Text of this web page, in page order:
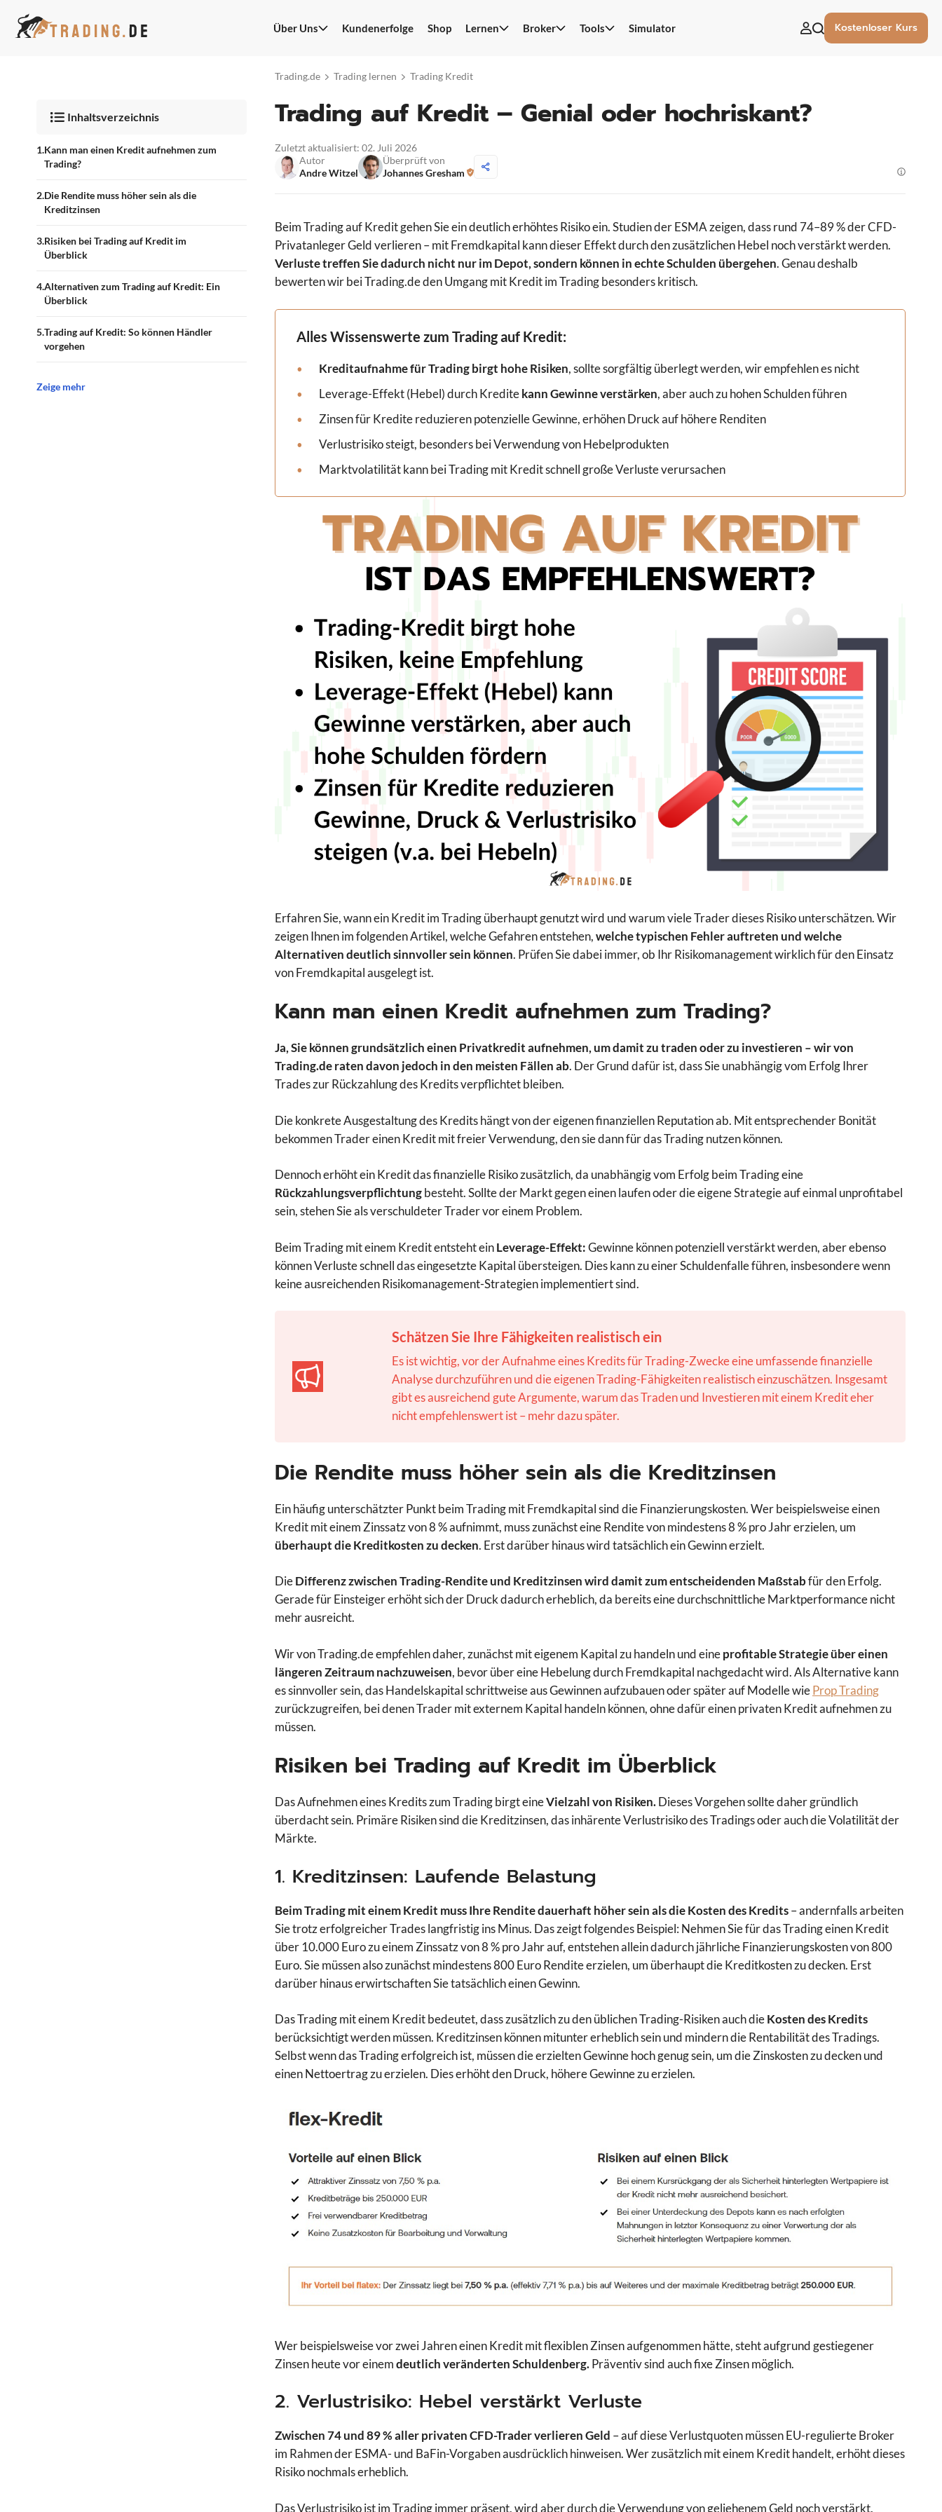
Inhalt
Über Uns Kundenerfolge Shop Lernen Broker Tools Simulator Kostenloser Kurs
Trading.de Trading lernen Trading Kredit
Trading auf Kredit – Genial oder hochriskant?
Zuletzt aktualisiert: 02. Juli 2026
Autor
Andre Witzel
Überprüft von
Johannes Gresham
Beim Trading auf Kredit gehen Sie ein deutlich erhöhtes Risiko ein. Studien der ESMA zeigen, dass rund 74–89 % der CFD-
Privatanleger Geld verlieren – mit Fremdkapital kann dieser Effekt durch den zusätzlichen Hebel noch verstärkt werden.
Verluste treffen Sie dadurch nicht nur im Depot, sondern können in echte Schulden übergehen. Genau deshalb
bewerten wir bei Trading.de den Umgang mit Kredit im Trading besonders kritisch.
Alles Wissenswerte zum Trading auf Kredit:
Kreditaufnahme für Trading birgt hohe Risiken, sollte sorgfältig überlegt werden, wir empfehlen es nicht
Leverage-Effekt (Hebel) durch Kreditekann Gewinne verstärken, aber auch zu hohen Schulden führen
Zinsen für Kredite reduzieren potenzielle Gewinne, erhöhen Druck auf höhere Renditen
Verlustrisiko steigt, besonders bei Verwendung von Hebelprodukten
Marktvolatilität kann bei Trading mit Kredit schnell große Verluste verursachen
Erfahren Sie, wann ein Kredit im Trading überhaupt genutzt wird und warum viele Trader dieses Risiko unterschätzen. Wir
zeigen Ihnen im folgenden Artikel, welche Gefahren entstehen,welche typischen Fehler auftreten und welche
Alternativen deutlich sinnvoller sein können. Prüfen Sie dabei immer, ob Ihr Risikomanagement wirklich für den Einsatz
von Fremdkapital ausgelegt ist.
Kann man einen Kredit aufnehmen zum Trading?
Ja, Sie können grundsätzlich einen Privatkredit aufnehmen, um damit zu traden oder zu investieren – wir von
Trading.de raten davon jedoch in den meisten Fällen ab. Der Grund dafür ist, dass Sie unabhängig vom Erfolg Ihrer
Trades zur Rückzahlung des Kredits verpflichtet bleiben.
Die konkrete Ausgestaltung des Kredits hängt von der eigenen finanziellen Reputation ab. Mit entsprechender Bonität
bekommen Trader einen Kredit mit freier Verwendung, den sie dann für das Trading nutzen können.
Dennoch erhöht ein Kredit das finanzielle Risiko zusätzlich, da unabhängig vom Erfolg beim Trading eine
Rückzahlungsverpflichtungbesteht. Sollte der Markt gegen einen laufen oder die eigene Strategie auf einmal unprofitabel
sein, stehen Sie als verschuldeter Trader vor einem Problem.
Beim Trading mit einem Kredit entsteht einLeverage-Effekt:Gewinne können potenziell verstärkt werden, aber ebenso
können Verluste schnell das eingesetzte Kapital übersteigen. Dies kann zu einer Schuldenfalle führen, insbesondere wenn
keine ausreichenden Risikomanagement-Strategien implementiert sind.
Schätzen Sie Ihre Fähigkeiten realistisch ein
Es ist wichtig, vor der Aufnahme eines Kredits für Trading-Zwecke eine umfassende finanzielle
Analyse durchzuführen und die eigenen Trading-Fähigkeiten realistisch einzuschätzen. Insgesamt
gibt es ausreichend gute Argumente, warum das Traden und Investieren mit einem Kredit eher
nicht empfehlenswert ist – mehr dazu später.
Die Rendite muss höher sein als die Kreditzinsen
Ein häufig unterschätzter Punkt beim Trading mit Fremdkapital sind die Finanzierungskosten. Wer beispielsweise einen
Kredit mit einem Zinssatz von 8 % aufnimmt, muss zunächst eine Rendite von mindestens 8 % pro Jahr erzielen, um
überhaupt die Kreditkosten zu decken. Erst darüber hinaus wird tatsächlich ein Gewinn erzielt.
DieDifferenz zwischen Trading-Rendite und Kreditzinsen wird damit zum entscheidenden Maßstabfür den Erfolg.
Gerade für Einsteiger erhöht sich der Druck dadurch erheblich, da bereits eine durchschnittliche Marktperformance nicht
mehr ausreicht.
Wir von Trading.de empfehlen daher, zunächst mit eigenem Kapital zu handeln und eineprofitable Strategie über einen
längeren Zeitraum nachzuweisen, bevor über eine Hebelung durch Fremdkapital nachgedacht wird. Als Alternative kann
es sinnvoller sein, das Handelskapital schrittweise aus Gewinnen aufzubauen oder später auf Modelle wieProp Trading
zurückzugreifen, bei denen Trader mit externem Kapital handeln können, ohne dafür einen privaten Kredit aufnehmen zu
müssen.
Risiken bei Trading auf Kredit im Überblick
Das Aufnehmen eines Kredits zum Trading birgt eineVielzahl von Risiken.Dieses Vorgehen sollte daher gründlich
überdacht sein. Primäre Risiken sind die Kreditzinsen, das inhärente Verlustrisiko des Tradings oder auch die Volatilität der
Märkte.
1. Kreditzinsen: Laufende Belastung
Beim Trading mit einem Kredit muss Ihre Rendite dauerhaft höher sein als die Kosten des Kredits– andernfalls arbeiten
Sie trotz erfolgreicher Trades langfristig ins Minus. Das zeigt folgendes Beispiel: Nehmen Sie für das Trading einen Kredit
über 10.000 Euro zu einem Zinssatz von 8 % pro Jahr auf, entstehen allein dadurch jährliche Finanzierungskosten von 800
Euro. Sie müssen also zunächst mindestens 800 Euro Rendite erzielen, um überhaupt die Kreditkosten zu decken. Erst
darüber hinaus erwirtschaften Sie tatsächlich einen Gewinn.
Das Trading mit einem Kredit bedeutet, dass zusätzlich zu den üblichen Trading-Risiken auch dieKosten des Kredits
berücksichtigt werden müssen. Kreditzinsen können mitunter erheblich sein und mindern die Rentabilität des Tradings.
Selbst wenn das Trading erfolgreich ist, müssen die erzielten Gewinne hoch genug sein, um die Zinskosten zu decken und
einen Nettoertrag zu erzielen. Dies erhöht den Druck, höhere Gewinne zu erzielen.
Wer beispielsweise vor zwei Jahren einen Kredit mit flexiblen Zinsen aufgenommen hätte, steht aufgrund gestiegener
Zinsen heute vor einemdeutlich veränderten Schuldenberg.Präventiv sind auch fixe Zinsen möglich.
2. Verlustrisiko: Hebel verstärkt Verluste
Zwischen 74 und 89 % aller privaten CFD-Trader verlieren Geld – auf diese Verlustquoten müssen EU-regulierte Broker
im Rahmen der ESMA- und BaFin-Vorgaben ausdrücklich hinweisen. Wer zusätzlich mit einem Kredit handelt, erhöht dieses
Risiko nochmals erheblich.
Das Verlustrisiko ist im Trading immer präsent, wird aber durch die Verwendung von geliehenem Geld noch verstärkt.
Inhaltsverzeichnis
Kann man einen Kredit aufnehmen zum
Trading?
Die Rendite muss höher sein als die
Kreditzinsen
Risiken bei Trading auf Kredit im
Überblick
Alternativen zum Trading auf Kredit: Ein
Überblick
Trading auf Kredit: So können Händler
vorgehen
Zeige mehr